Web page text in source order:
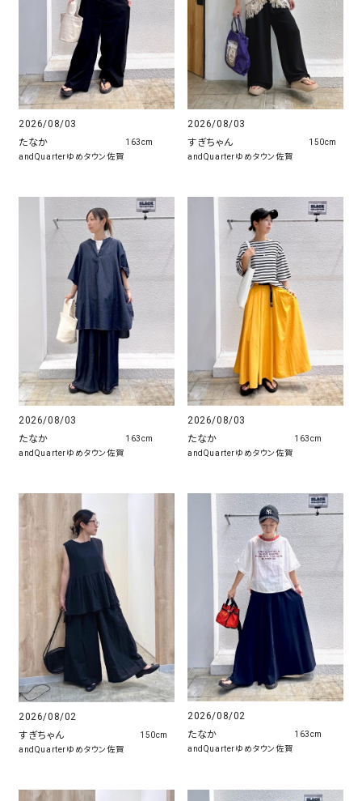
2026/08/03
たなか
andQuarterゆめタウン佐賀
163cm
2026/08/03
すぎちゃん
andQuarterゆめタウン佐賀
150cm
2026/08/03
たなか
andQuarterゆめタウン佐賀
163cm
2026/08/03
たなか
andQuarterゆめタウン佐賀
163cm
2026/08/02
すぎちゃん
andQuarterゆめタウン佐賀
150cm
2026/08/02
たなか
andQuarterゆめタウン佐賀
163cm